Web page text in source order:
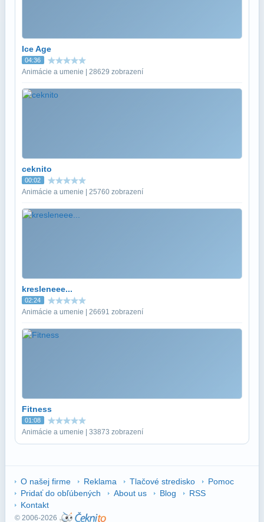
Ice Age
04:36
Animácie a umenie | 28629 zobrazení
ceknito
00:02
Animácie a umenie | 25760 zobrazení
kresleneee...
02:24
Animácie a umenie | 26691 zobrazení
Fitness
01:08
Animácie a umenie | 33873 zobrazení
O našej firme Reklama Tlačové stredisko
Pomoc
Pridať do obľúbených
About us Blog
RSS
Kontakt
© 2006-2026